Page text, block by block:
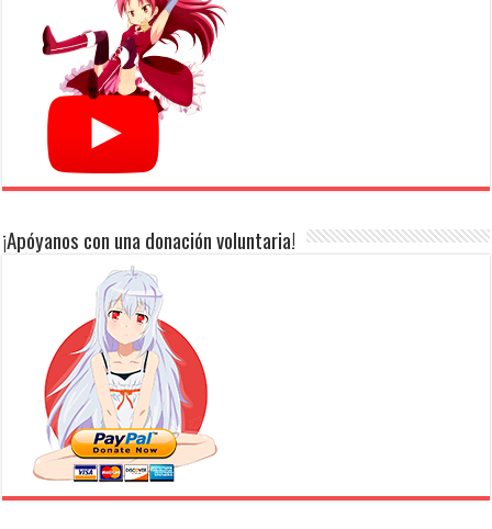
¡Apóyanos con una donación voluntaria!